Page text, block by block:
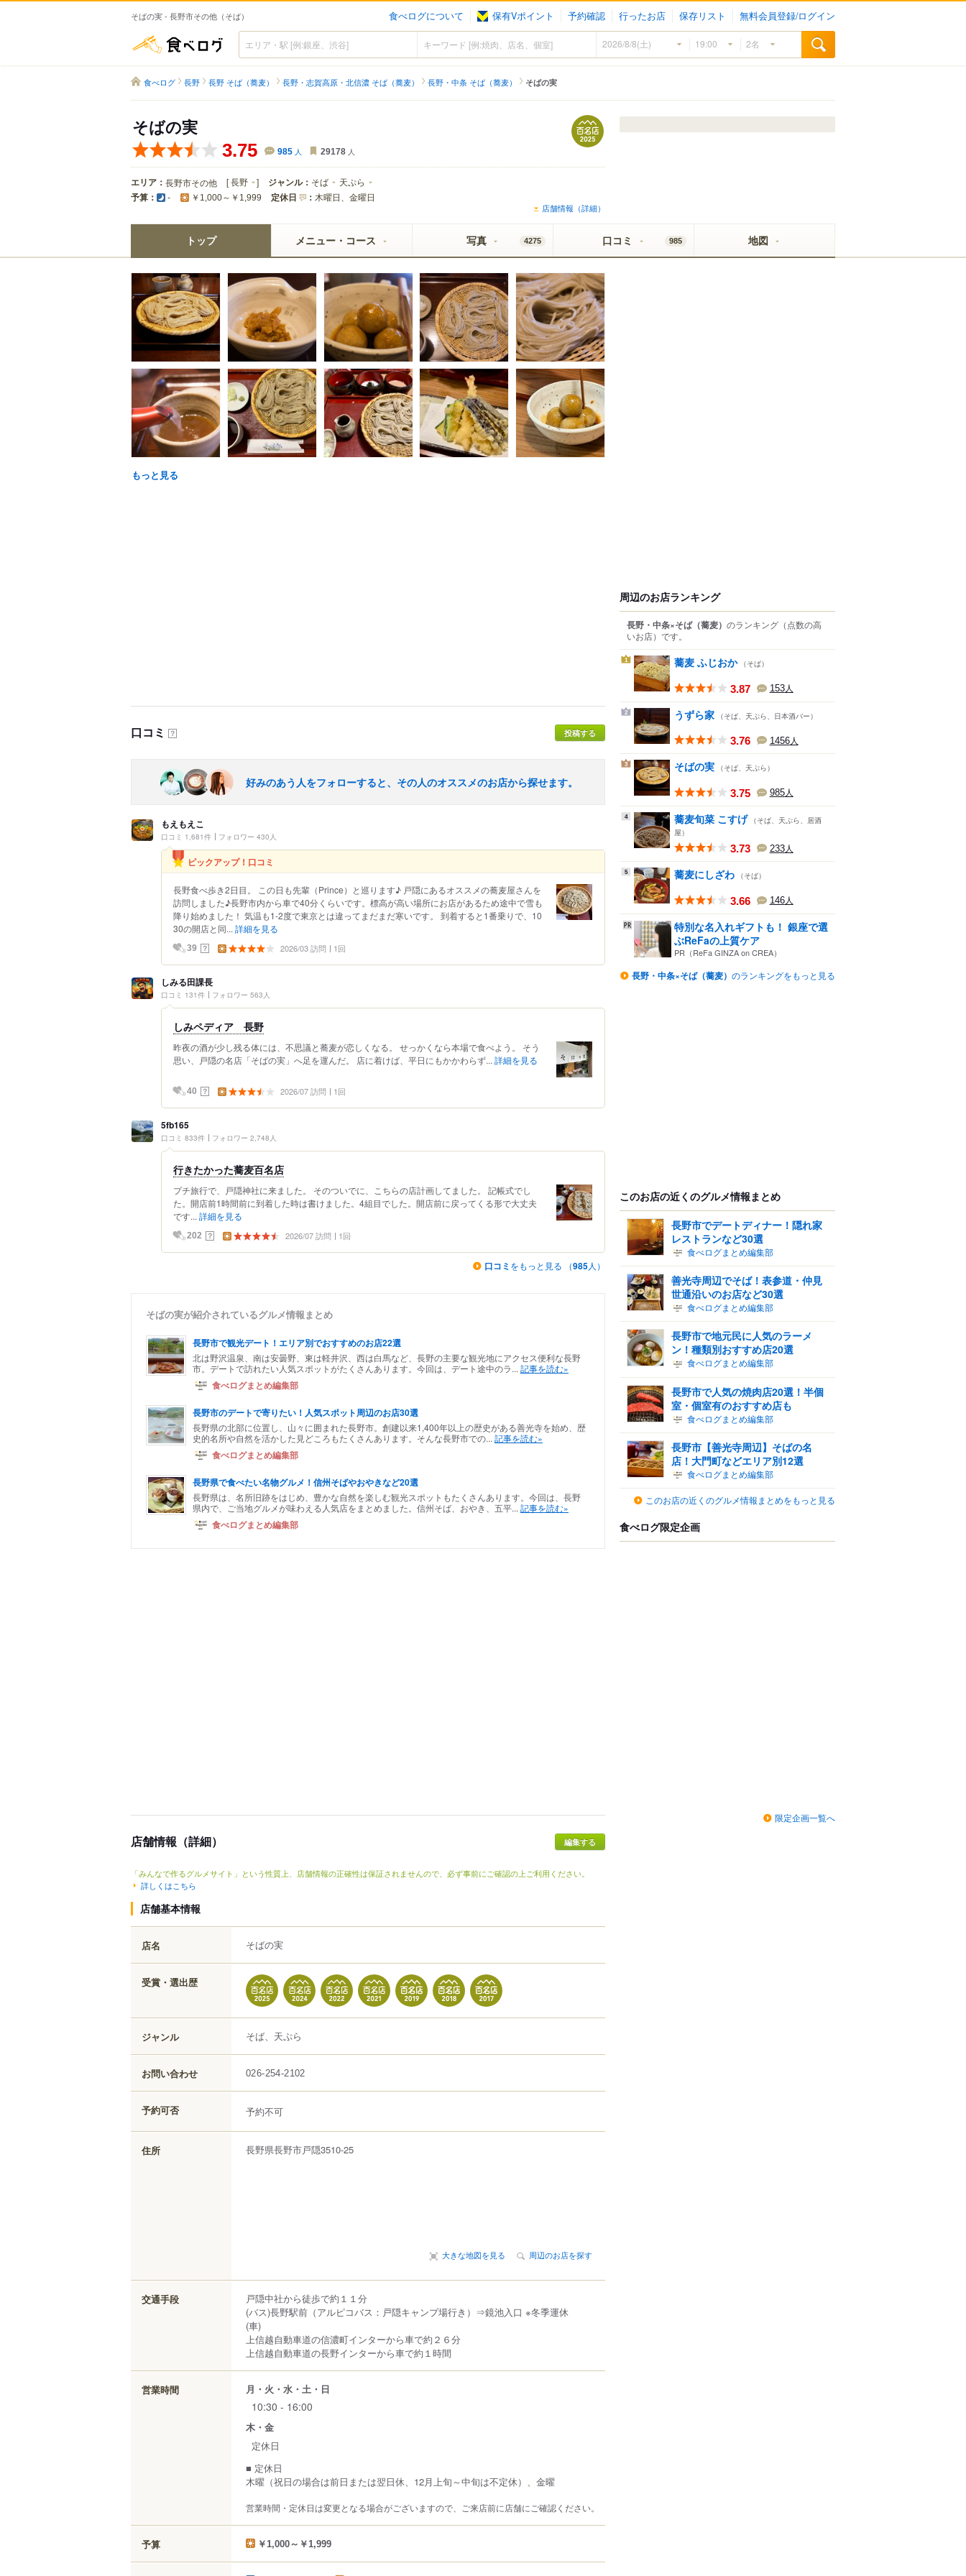
そばの実 - 長野市その他（そば） 食べログについて 保有Vポイント 予約確認 行ったお店 保存リスト 無料会員登録/ログイン
食べログ
食べログ 長野 長野 そば（蕎麦） 長野・志賀高原・北信濃 そば（蕎麦） 長野・中条 そば（蕎麦） そばの実
そばの実
3.75 985 人 29178 人
エリア： 長野市その他 [長野 ] ジャンル： そば 天ぷら
予算： - ￥1,000～￥1,999 定休日 ： 木曜日、金曜日
店舗情報（詳細）
トップ メニュー・コース 写真 4275 口コミ 985 地図
もっと見る
口コミ ？ 投稿する
好みのあう人をフォローすると、その人のオススメのお店から探せます。
もえもえこ
口コミ 1,681件 フォロワー 430人
ピックアップ！口コミ
長野食べ歩き2日目。 この日も先輩（Prince）と巡ります♪ 戸隠にあるオススメの蕎麦屋さんを
訪問しました♪長野市内から車で40分くらいです。標高が高い場所にお店があるため途中で雪も
降り始めました！ 気温も1-2度で東京とは違ってまだまだ寒いです。 到着すると1番乗りで、10
30の開店と同... 詳細を見る
39 ？ 2026/03 訪問 1回
しみる田課長
口コミ 131件 フォロワー 563人
しみペディア 長野
昨夜の酒が少し残る体には、不思議と蕎麦が恋しくなる。 せっかくなら本場で食べよう。 そう
思い、戸隠の名店「そばの実」へ足を運んだ。 店に着けば、平日にもかかわらず... 詳細を見る
40 ？ 2026/07 訪問 1回
5fb165
口コミ 833件 フォロワー 2,748人
行きたかった蕎麦百名店
プチ旅行で、戸隠神社に来ました。 そのついでに、こちらの店計画してました。 記帳式でし
た。開店前1時間前に到着した時は書けました。4組目でした。開店前に戻ってくる形で大丈夫
です... 詳細を見る
202 ？ 2026/07 訪問 1回
口コミ をもっと見る （985人）
そばの実が紹介されているグルメ情報まとめ
長野市で観光デート！エリア別でおすすめのお店22選
北は野沢温泉、南は安曇野、東は軽井沢、西は白馬など、長野の主要な観光地にアクセス便利な長野
市。デートで訪れたい人気スポットがたくさんあります。今回は、デート途中のラ... 記事を読む»
食べログまとめ編集部
長野市のデートで寄りたい！人気スポット周辺のお店30選
長野県の北部に位置し、山々に囲まれた長野市。創建以来1,400年以上の歴史がある善光寺を始め、歴
史的名所や自然を活かした見どころもたくさんあります。そんな長野市での... 記事を読む»
食べログまとめ編集部
長野県で食べたい名物グルメ！信州そばやおやきなど20選
長野県は、名所旧跡をはじめ、豊かな自然を楽しむ観光スポットもたくさんあります。今回は、長野
県内で、ご当地グルメが味わえる人気店をまとめました。信州そば、おやき、五平... 記事を読む»
食べログまとめ編集部
店舗情報（詳細）
「みんなで作るグルメサイト」という性質上、店舗情報の正確性は保証されませんので、必ず事前にご確認の上ご利用ください。
詳しくはこちら
店舗基本情報
店名 そばの実
受賞・選出歴
ジャンル そば、天ぷら
お問い合わせ 026-254-2102
予約可否 予約不可
住所 長野県長野市戸隠3510-25
大きな地図を見る 周辺のお店を探す
交通手段
戸隠中社から徒歩で約１１分
(バス)長野駅前（アルピコバス：戸隠キャンプ場行き）⇒鏡池入口 ※冬季運休
(車)
上信越自動車道の信濃町インターから車で約２６分
上信越自動車道の長野インターから車で約１時間
営業時間 月・火・水・土・日
10:30 - 16:00
木・金
定休日
■ 定休日
木曜（祝日の場合は前日または翌日休、12月上旬～中旬は不定休）、金曜
営業時間・定休日は変更となる場合がございますので、ご来店前に店舗にご確認ください。
予算 ￥1,000～￥1,999
周辺のお店ランキング
長野・中条×そば（蕎麦） のランキング （点数の高
いお店） です。
1 蕎麦 ふじおか （そば）
3.87 153人
2 うずら家 （そば、天ぷら、日本酒バー）
3.76 1456人
3 そばの実 （そば、天ぷら）
3.75 985人
4 蕎麦旬菜 こすげ （そば、天ぷら、居酒
屋）
3.73 233人
5 蕎麦にしざわ （そば）
3.66 146人
特別な名入れギフトも！ 銀座で選
ぶReFaの上質ケア
PR（ReFa GINZA on CREA）
長野・中条×そば（蕎麦） のランキングをもっと見る
このお店の近くのグルメ情報まとめ
長野市でデートディナー！隠れ家
レストランなど30選
食べログまとめ編集部
善光寺周辺でそば！表参道・仲見
世通沿いのお店など30選
食べログまとめ編集部
長野市で地元民に人気のラーメ
ン！種類別おすすめ店20選
食べログまとめ編集部
長野市で人気の焼肉店20選！半個
室・個室有のおすすめ店も
食べログまとめ編集部
長野市【善光寺周辺】そばの名
店！大門町などエリア別12選
食べログまとめ編集部
このお店の近くのグルメ情報まとめをもっと見る
食べログ限定企画
限定企画一覧へ